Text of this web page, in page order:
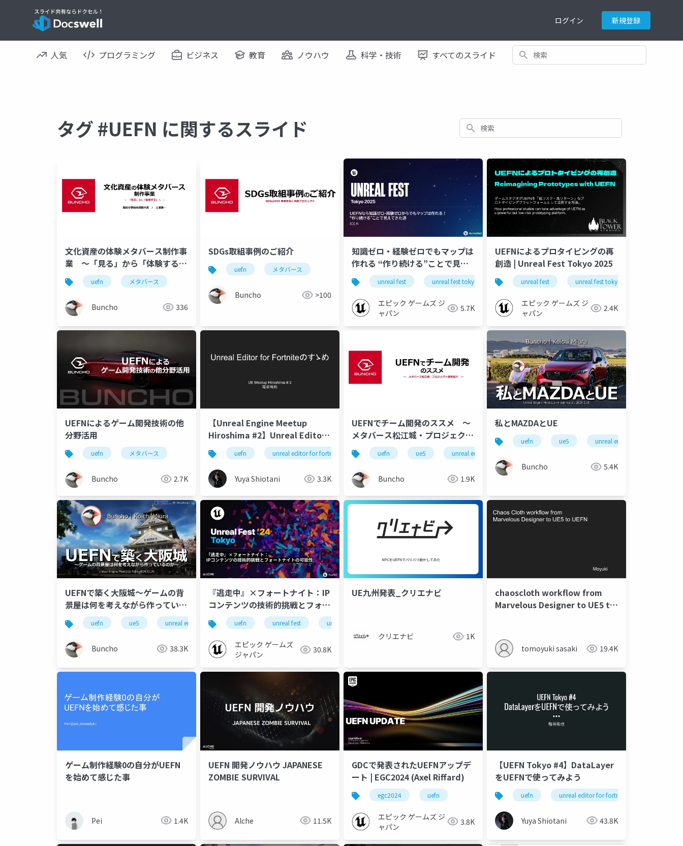
ログイン 新規登録
人気 プログラミング ビジネス 教育 ノウハウ 科学・技術 すべてのスライド 検索
タグ #UEFN に関するスライド 検索
文化資産の体験メタバース制作事
業 ～「見る」から「体験する」
へ～
uefn メタバース
Buncho 336
SDGs取組事例のご紹介
uefn メタバース
Buncho >100
知識ゼロ・経験ゼロでもマップは
作れる “作り続ける”ことで見え
てきた道 | Unreal Fest Tokyo
2025
unreal fest unreal fest tokyo 2025
エピック ゲームズ ジ
ャパン
5.7K
UEFNによるプロタイピングの再
創造 | Unreal Fest Tokyo 2025
unreal fest unreal fest tokyo 2025
エピック ゲームズ ジ
ャパン
2.4K
UEFNによるゲーム開発技術の他
分野活用
uefn メタバース
Buncho 2.7K
【Unreal Engine Meetup
Hiroshima #2】Unreal Editor
for Fortniteのすゝめ
uefn unreal editor for fortnite pcg
Yuya Shiotani 3.3K
UEFNでチーム開発のススメ ～
メタバース松江城・プロジェクト
事例紹介～
uefn ue5 unreal engine
Buncho 1.9K
私とMAZDAとUE
uefn ue5 unreal engine
Buncho 5.4K
UEFNで築く大阪城～ゲームの背
景屋は何を考えながら作っている
のか～uefn ue5 unreal engine
Buncho 38.3K
『逃走中』×フォートナイト：IP
コンテンツの技術的挑戦とフォー
トナイトの可能性【UNREAL
FEST 2024 TOKYO】
uefn unreal fest unreal fest 2024 tokyo
エピック ゲームズ
ジャパン
30.8K
UE九州発表_クリエナビ
クリエナビ 1K
chaoscloth workflow from
Marvelous Designer to UE5 to
tomoyuki sasaki 19.4K
ゲーム制作経験0の自分がUEFN
を始めて感じた事
Pei 1.4K
UEFN 開発ノウハウ JAPANESE
ZOMBIE SURVIVAL
Alche 11.5K
GDCで発表されたUEFNアップデ
ート | EGC2024 (Axel Riffard)
egc2024 uefn
エピック ゲームズ ジ
ャパン
3.8K
【UEFN Tokyo #4】DataLayer
をUEFNで使ってみよう
uefn unreal editor for fortnite
Yuya Shiotani 43.8K